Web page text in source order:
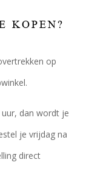
KOPEN?
op
dan wordt je
je vrijdag na
direct